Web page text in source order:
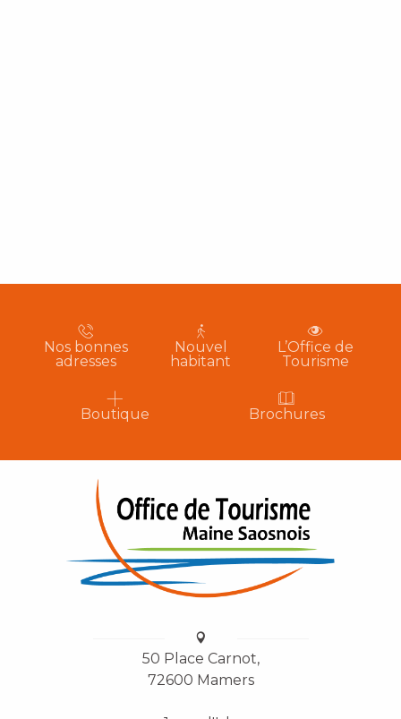
Nos bonnes
adresses
Nouvel
habitant
L’Office de
Tourisme
Boutique Brochures
50 Place Carnot,
72600 Mamers